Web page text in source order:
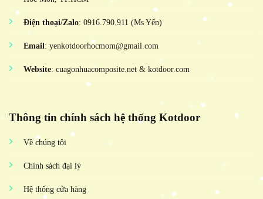
Điện thoại/Zalo: 0916.790.911 (Ms Yến)
Email: yenkotdoorhocmom@gmail.com
Website: cuagonhuacomposite.net & kotdoor.com
Thông tin chính sách hệ thống Kotdoor
Về chúng tôi
Chính sách đại lý
Hệ thống cửa hàng